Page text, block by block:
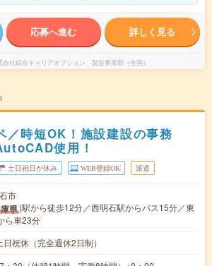
応募へ進む 詳しく見る
会社綜合キャリアオプション 製造事業部（全国）
／時短OK！施設建設の事務
使用！
土日祝日が休み WEB登録OK 派遣
市
県)駅から徒歩12分／西明石駅からバス15分／東
ら車23分
日祝休（完全週休2日制）